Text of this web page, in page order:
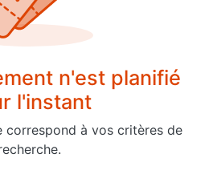
n'est planifié
l'instant
correspond à vos critères de